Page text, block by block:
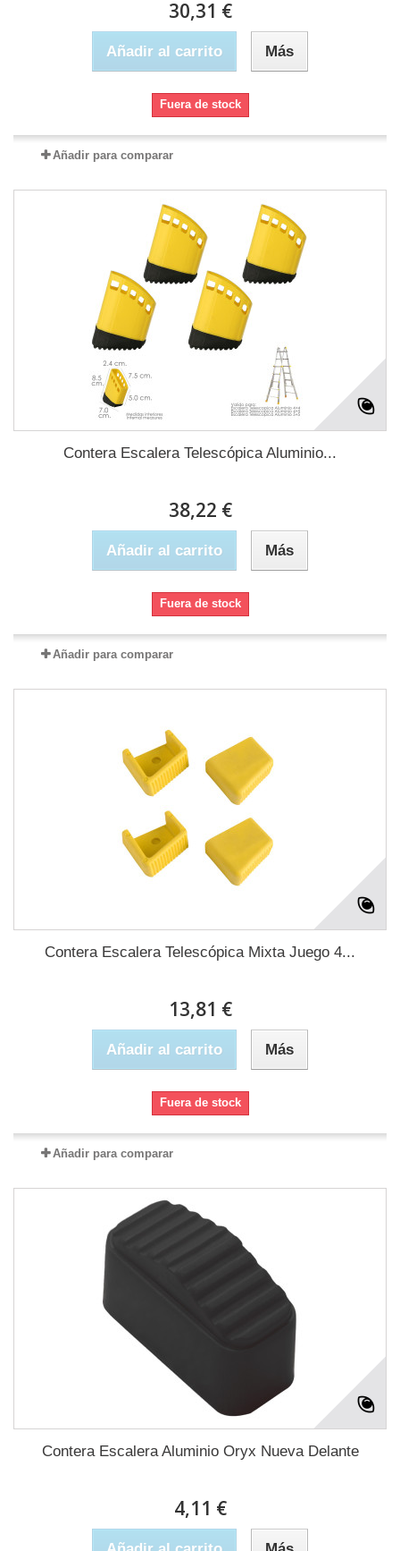
30,31 €
Añadir al carrito Más
Fuera de stock
Añadir para comparar
Contera Escalera Telescópica Aluminio...
38,22 €
Añadir al carrito Más
Fuera de stock
Añadir para comparar
Contera Escalera Telescópica Mixta Juego 4...
13,81 €
Añadir al carrito Más
Fuera de stock
Añadir para comparar
Contera Escalera Aluminio Oryx Nueva Delante
4,11 €